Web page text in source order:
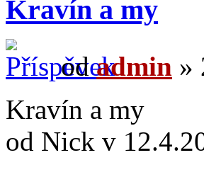
Kravín a my
odadmin »
Kravín a my
od Nick v